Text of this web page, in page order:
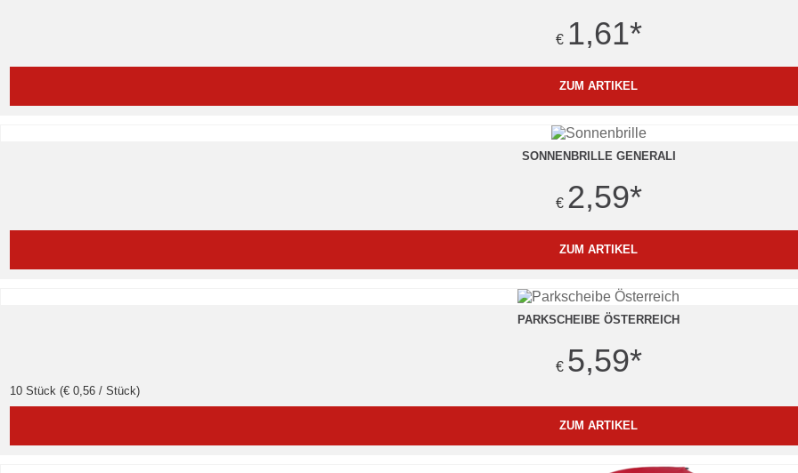
€ 1,61*
ZUM ARTIKEL
SONNENBRILLE GENERALI
€ 2,59*
ZUM ARTIKEL
PARKSCHEIBE ÖSTERREICH
€ 5,59*
10 Stück (€ 0,56 / Stück)
ZUM ARTIKEL